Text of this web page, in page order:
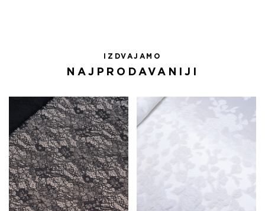
IZDVAJAMO
NAJPRODAVANIJI